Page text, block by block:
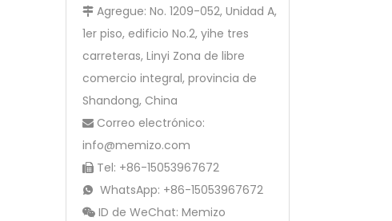
 Agregue: No. 1209-052, Unidad A,
1er piso, edificio No.2, yihe tres
carreteras, Linyi Zona de libre
comercio integral, provincia de
Shandong, China
 Correo electrónico:
info@memizo.com
 Tel: +86-15053967672
 WhatsApp: +86-15053967672
 ID de WeChat: Memizo